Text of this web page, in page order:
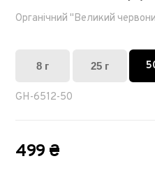
Органічний "Великий
8 г 25 г
GH-6512-50
499 ₴